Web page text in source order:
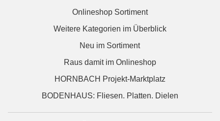
Onlineshop Sortiment
Weitere Kategorien im Überblick
Neu im Sortiment
Raus damit im Onlineshop
HORNBACH Projekt-Marktplatz
BODENHAUS: Fliesen. Platten. Dielen